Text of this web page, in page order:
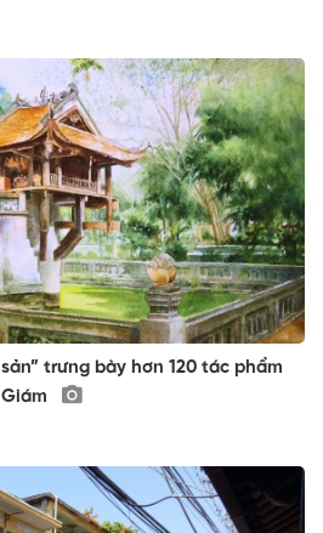
trưng bày hơn 120 tác phẩm